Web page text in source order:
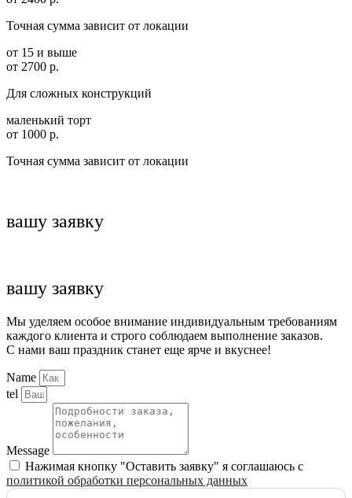
Точная сумма зависит от локации
от 15 и выше
от 2700 р.
Для сложных конструкций
маленький торт
от 1000 р.
Точная сумма зависит от локации
вашу заявку
вашу заявку
Мы уделяем особое внимание индивидуальным требованиям
каждого клиента и строго соблюдаем выполнение заказов.
С нами ваш праздник станет еще ярче и вкуснее!
Name
tel
Message
Нажимая кнопку "Оставить заявку" я соглашаюсь с
политикой обработки персональных данных